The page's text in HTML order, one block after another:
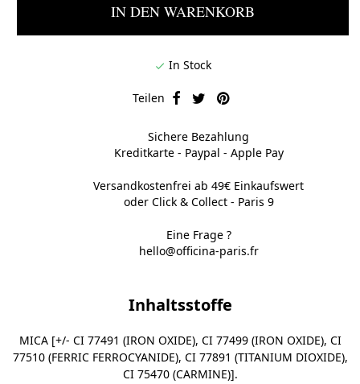
IN DEN WARENKORB
 In Stock
Teilen
Sichere Bezahlung
Kreditkarte - Paypal - Apple Pay
Versandkostenfrei ab 49€ Einkaufswert
oder Click & Collect - Paris 9
Eine Frage ?
hello@officina-paris.fr
Inhaltsstoffe
MICA [+/- CI 77491 (IRON OXIDE), CI 77499 (IRON OXIDE), CI
77510 (FERRIC FERROCYANIDE), CI 77891 (TITANIUM DIOXIDE),
CI 75470 (CARMINE)].